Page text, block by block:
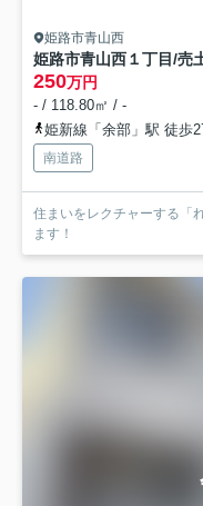
姫路市青山西
姫路市青山西１丁目/売
250万円
- / 118.80㎡ / -
姫新線「余部」駅 徒歩
南道路
住まいをレクチャーする「
ます！